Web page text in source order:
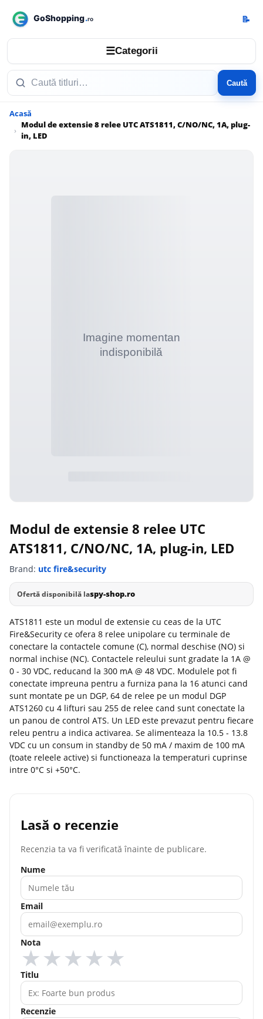
☰Categorii
Caută
📝
Acasă
Modul de extensie 8 relee UTC ATS1811, C/NO/NC, 1A, plug-
in, LED
Modul de extensie 8 relee UTC
ATS1811, C/NO/NC, 1A, plug-in, LED
Brand: utc fire&security
Ofertă disponibilă laspy-shop.ro
ATS1811 este un modul de extensie cu ceas de la UTC
Fire&Security ce ofera 8 relee unipolare cu terminale de
conectare la contactele comune (C), normal deschise (NO) si
normal inchise (NC). Contactele releului sunt gradate la 1A @
0 - 30 VDC, reducand la 300 mA @ 48 VDC. Modulele pot fi
conectate impreuna pentru a furniza pana la 16 atunci cand
sunt montate pe un DGP, 64 de relee pe un modul DGP
ATS1260 cu 4 lifturi sau 255 de relee cand sunt conectate la
un panou de control ATS. Un LED este prevazut pentru fiecare
releu pentru a indica activarea. Se alimenteaza la 10.5 - 13.8
VDC cu un consum in standby de 50 mA / maxim de 100 mA
(toate releele active) si functioneaza la temperaturi cuprinse
intre 0°C si +50°C.
Lasă o recenzie
Recenzia ta va fi verificată înainte de publicare.
Nume
Email
Nota
★
★
★
★
★
Titlu
Recenzie